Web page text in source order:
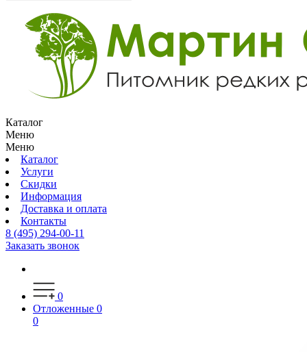
Каталог
Меню
Меню
Каталог
Услуги
Скидки
Информация
Доставка и оплата
Контакты
8 (495) 294-00-11
Заказать звонок
0
Отложенные 0
0